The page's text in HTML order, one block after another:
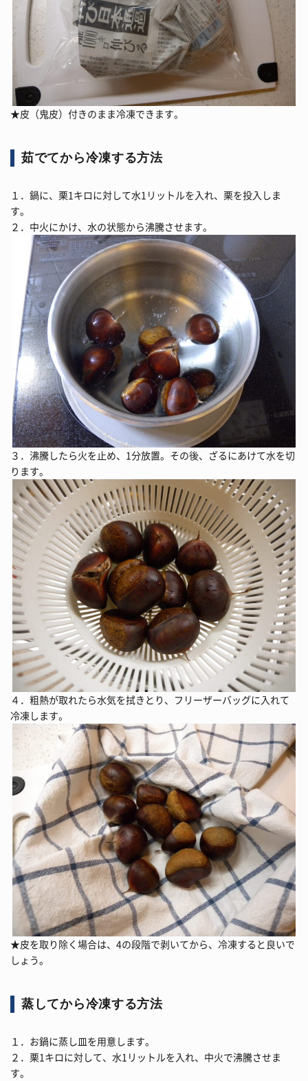
★皮（鬼皮）付きのまま冷凍できます。
茹でてから冷凍する方法
１．鍋に、栗1キロに対して水1リットルを入れ、栗を投入しま
す。
２．中火にかけ、水の状態から沸騰させます。
３．沸騰したら火を止め、1分放置。その後、ざるにあけて水を切
ります。
４．粗熱が取れたら水気を拭きとり、フリーザーバッグに入れて
冷凍します。
★皮を取り除く場合は、4の段階で剥いてから、冷凍すると良いで
しょう。
蒸してから冷凍する方法
１．お鍋に蒸し皿を用意します。
２．栗1キロに対して、水1リットルを入れ、中火で沸騰させま
す。